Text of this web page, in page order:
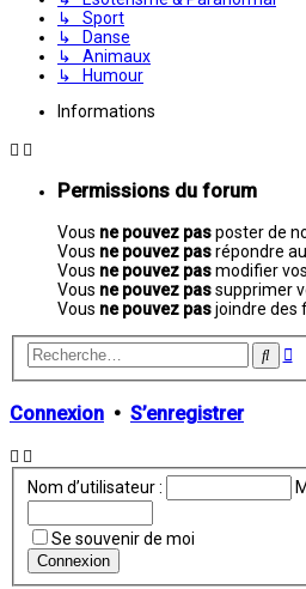
↳ Sport
↳ Danse
↳ Animaux
↳ Humour
Informations
Permissions du forum
Vous ne pouvez pasposter de
Vous ne pouvez pasrépondre
Vous ne pouvez pasmodifier
Vous ne pouvez passupprimer
Vous ne pouvez pasjoindre des
Connexion • S’enregistrer
Nom d’utilisateur :
Se souvenir de moi